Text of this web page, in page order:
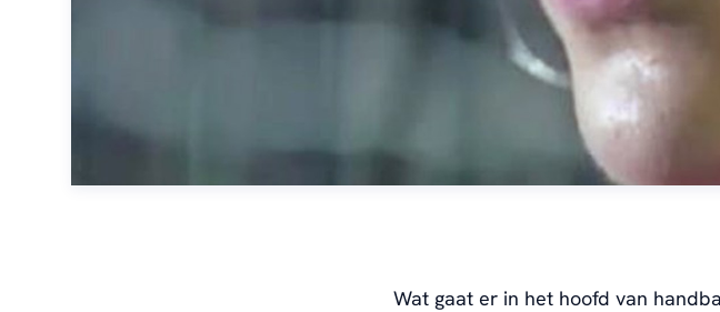
Wat gaat er in het hoofd van